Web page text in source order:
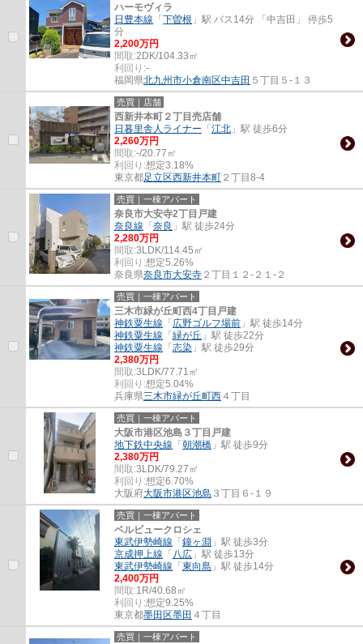
ハーモヴィラ
日豊本線 「 下曽根 」駅 バス14分 「中吉田」 停歩5
分
2,200万円
間取:2DK/104.33㎡
利回り:-
福岡県北九州市小倉南区中吉田 ５丁目５-１３
売買｜店舗
西新井本町２丁目売店舗
日暮里舎人ライナー 「 江北 」駅 徒歩6分
2,260万円
間取:-/20.77㎡
利回り:想定3.18%
東京都足立区西新井本町 ２丁目8-4
売買｜一棟アパート
奈良市大安寺2丁目戸建
奈良線 「 奈良 」駅 徒歩24分
2,280万円
間取:3LDK/114.45㎡
利回り:想定5.26%
奈良県奈良市大安寺 ２丁目１２-２１-２
売買｜一棟アパート
三木市緑が丘町西4丁目戸建
神鉄粟生線 「 広野ゴルフ場前 」駅 徒歩14分
神鉄粟生線 「 緑が丘 」駅 徒歩22分
神鉄粟生線 「 志染 」駅 徒歩29分
2,380万円
間取:3LDK/77.71㎡
利回り:想定5.04%
兵庫県三木市緑が丘町西 ４丁目
売買｜一棟アパート
大阪市港区池島３丁目戸建
地下鉄中央線 「 朝潮橋 」駅 徒歩9分
2,380万円
間取:3LDK/79.27㎡
利回り:想定6.70%
大阪府大阪市港区池島 ３丁目６-１９
売買｜一棟アパート
ベルビュークロシェ
東武伊勢崎線 「 鐘ヶ淵 」駅 徒歩3分
京成押上線 「 八広 」駅 徒歩13分
東武伊勢崎線 「 東向島 」駅 徒歩14分
2,400万円
間取:1R/40.68㎡
利回り:想定9.25%
東京都墨田区墨田 ４丁目
売買｜一棟アパート